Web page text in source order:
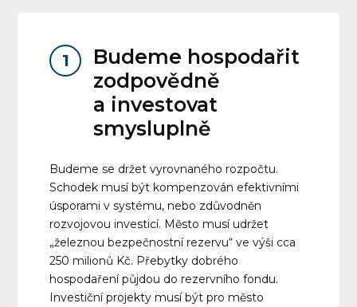
1
Budeme hospodařit
zodpovědně
a investovat
smysluplně
Budeme se držet vyrovnaného rozpočtu.
Schodek musí být kompenzován efektivními
úsporami v systému, nebo zdůvodněn
rozvojovou investicí. Město musí udržet
„železnou bezpečnostní rezervu“ ve výši cca
250 milionů Kč. Přebytky dobrého
hospodaření půjdou do rezervního fondu.
Investiční projekty musí být pro město